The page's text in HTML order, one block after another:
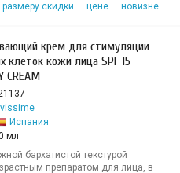
размеру скидки цене новизне
крем для стимуляции
клеток кожи лица SPF 15
CREAM
Испания
мл
бархатистой текстурой
препаратом для лица, в